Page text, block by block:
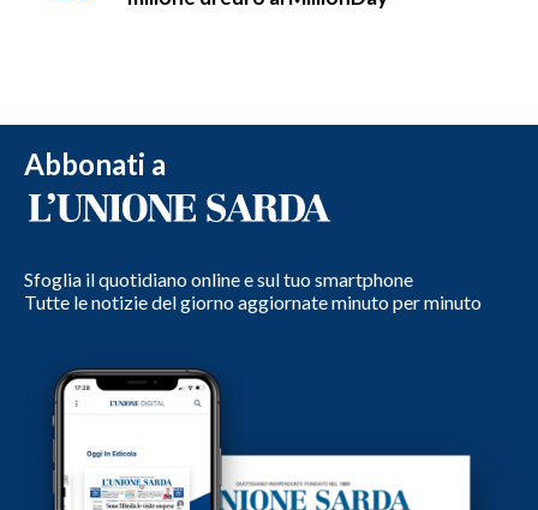
Abbonati a
Sfoglia il quotidiano online e sul tuo smartphone
Tutte le notizie del giorno aggiornate minuto per minuto